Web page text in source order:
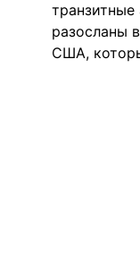
разосланы
США,